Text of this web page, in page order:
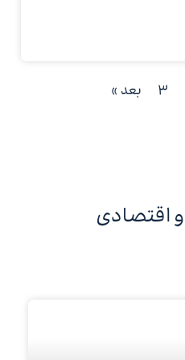
3 بعد »
و اقتصادی